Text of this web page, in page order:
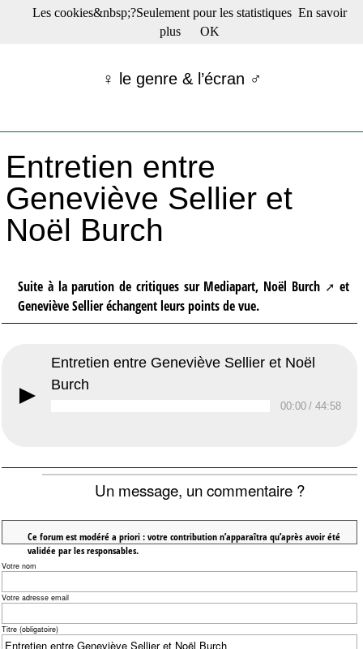
☰ Menu
Films récents
Tribunes
Bloc-notes
Archives
Actu : "La Nouvelle Vague"
S’abonner à la Lettre !
♀ le genre & l’écran ♂
Entretien entre
Geneviève Sellier et
Noël Burch
Suite à la parution de critiques sur Mediapart, Noël Burch
et
Geneviève Sellier échangent leurs points de vue.
Entretien entre Geneviève Sellier et Noël
Burch
00:00 / 44:58
Un message, un commentaire ?
Ce forum est modéré a priori : votre contribution n’apparaîtra qu’après avoir été
validée par les responsables.
Votre nom
Votre adresse email
Titre (obligatoire)
Les cookies&nbsp;?Seulement pour les statistiques En savoir
plus
OK